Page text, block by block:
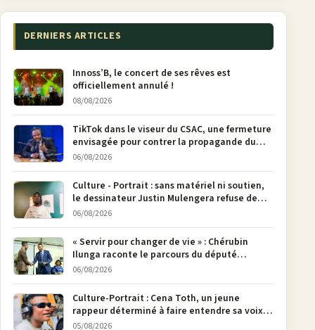
DERNIERS ARTICLES
Innoss’B, le concert de ses rêves est
officiellement annulé !
08/08/2026
TikTok dans le viseur du CSAC, une fermeture
envisagée pour contrer la propagande du
M23
06/08/2026
Culture - Portrait : sans matériel ni soutien,
le dessinateur Justin Mulengera refuse de
poser son crayon
06/08/2026
« Servir pour changer de vie » : Chérubin
Ilunga raconte le parcours du député
national Jethro Muyombi Tshimbu en 137
06/08/2026
Culture-Portrait : Cena Toth, un jeune
rappeur déterminé à faire entendre sa voix à
Bunia
05/08/2026